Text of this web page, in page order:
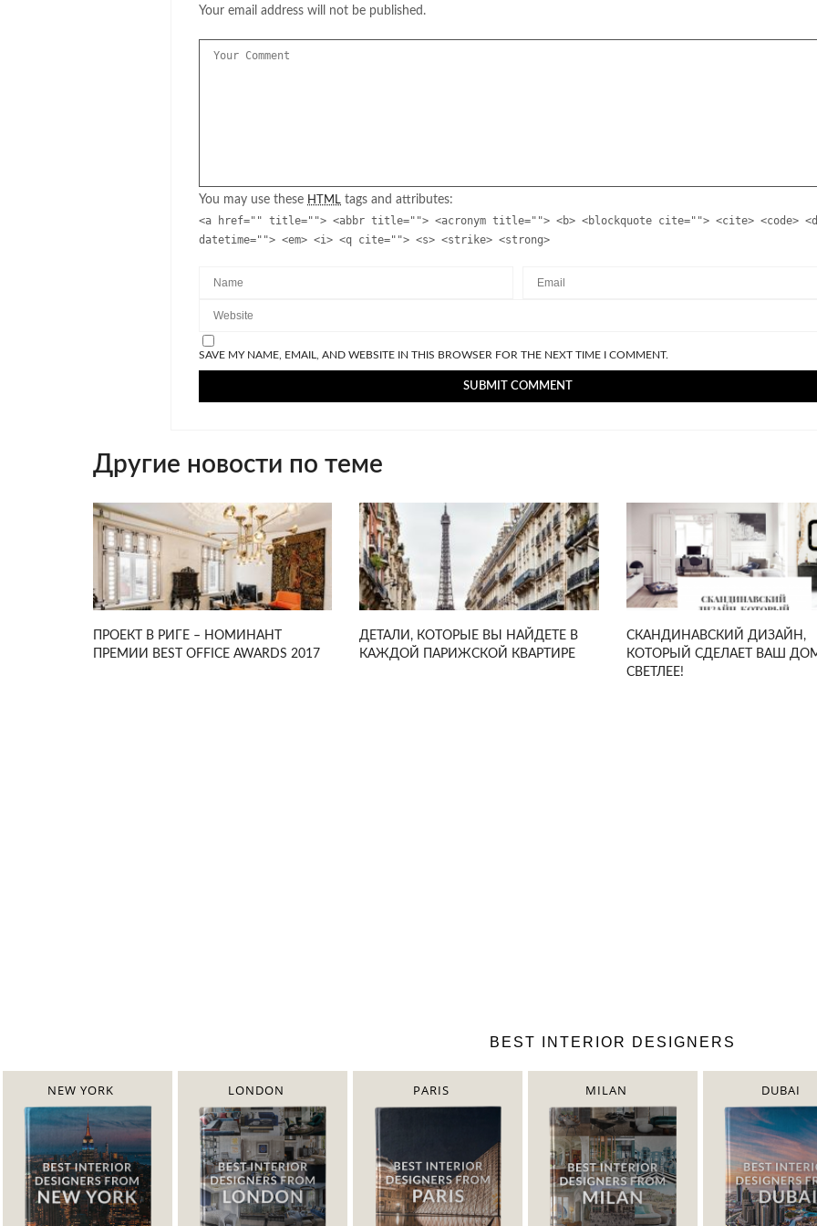
Your email address will not be published.
You may use these HTML tags and attributes:
<a href="" title=""> <abbr title=""> <acronym title=""> <b> <blockquote cite=""> <cite> <code>
datetime=""> <em> <i> <q cite=""> <s> <strike> <strong>
SAVE MY NAME, EMAIL, AND WEBSITE IN THIS BROWSER FOR THE NEXT TIME I COMMENT.
Другие новости по теме
ПРОЕКТ В РИГЕ – НОМИНАНТ
ПРЕМИИ BEST OFFICE AWARDS 2017
ДЕТАЛИ, КОТОРЫЕ ВЫ НАЙДЕТЕ В
КАЖДОЙ ПАРИЖСКОЙ КВАРТИРЕ
СКАНДИНАВСКИЙ ДИЗАЙН,
КОТОРЫЙ СДЕЛАЕТ ВАШ
СВЕТЛЕЕ!
BEST INTERIOR DESIGNERS
NEW YORK LONDON PARIS MILAN DUBAI